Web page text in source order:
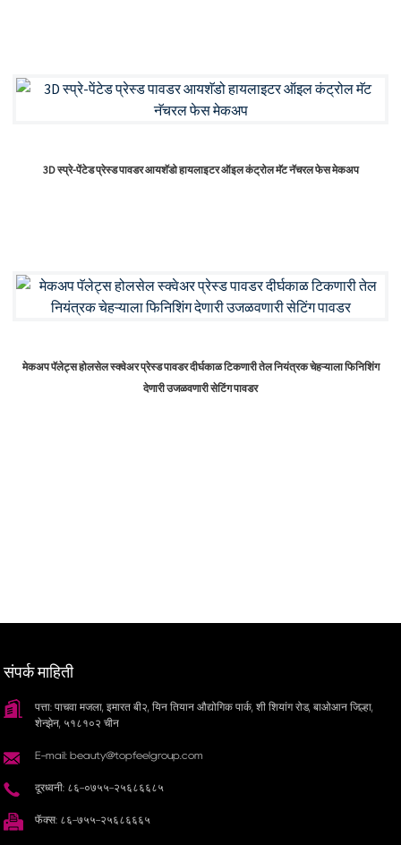
3D स्प्रे-पेंटेड प्रेस्ड पावडर आयशॅडो हायलाइटर ऑइल कंट्रोल मॅट नॅचरल फेस मेकअप
मेकअप पॅलेट्स होलसेल स्क्वेअर प्रेस्ड पावडर दीर्घकाळ टिकणारी तेल नियंत्रक चेहऱ्याला फिनिशिंग
देणारी उजळवणारी सेटिंग पावडर
संपर्क माहिती
पत्ता: पाचवा मजला, इमारत बी२, यिन तियान औद्योगिक पार्क, शी शियांग रोड, बाओआन जिल्हा,
शेन्झेन, ५१८१०२ चीन
E-mail: beauty@topfeelgroup.com
दूरध्वनी: ८६-०७५५-२५६८६६८५
फॅक्स: ८६-७५५-२५६८६६६५